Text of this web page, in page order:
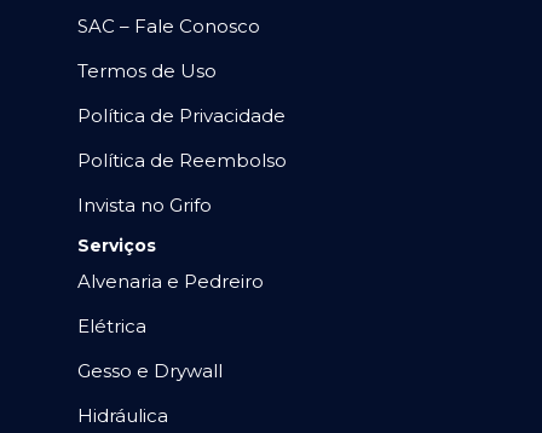
SAC – Fale Conosco
Termos de Uso
Política de Privacidade
Política de Reembolso
Invista no Grifo
Serviços
Alvenaria e Pedreiro
Elétrica
Gesso e Drywall
Hidráulica